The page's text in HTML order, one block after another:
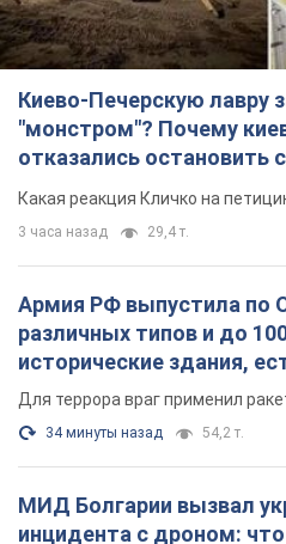
Киево-Печерскую
"монстром"? Почему
отказались остановить
небоскреба
Какая реакция Кличко на
3 часа назад 29,4 т.
Армия РФ выпустила по
различных типов и до
исторические здания,
Фото и видео
Для террора враг применил
34 минуты назад 54,2 т.
МИД Болгарии вызвал
инцидента с дроном: